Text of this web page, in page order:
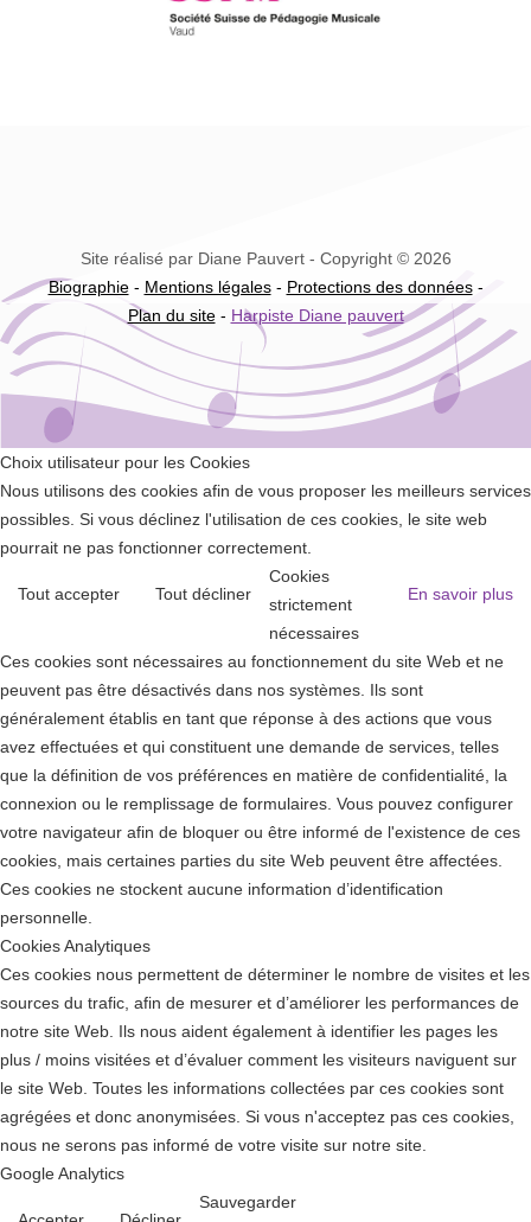
Site réalisé par Diane Pauvert - Copyright © 2026
Biographie- Mentions légales- Protections des données-
Plan du site- Harpiste Diane pauvert
Choix utilisateur pour les Cookies
Nous utilisons des cookies afin de vous proposer les meilleurs services
possibles. Si vous déclinez l'utilisation de ces cookies, le site web
pourrait ne pas fonctionner correctement.
Tout accepter Tout décliner En savoir plus
Cookies
strictement
nécessaires
Ces cookies sont nécessaires au fonctionnement du site Web et ne
peuvent pas être désactivés dans nos systèmes. Ils sont
généralement établis en tant que réponse à des actions que vous
avez effectuées et qui constituent une demande de services, telles
que la définition de vos préférences en matière de confidentialité, la
connexion ou le remplissage de formulaires. Vous pouvez configurer
votre navigateur afin de bloquer ou être informé de l'existence de ces
cookies, mais certaines parties du site Web peuvent être affectées.
Ces cookies ne stockent aucune information d’identification
personnelle.
Cookies Analytiques
Ces cookies nous permettent de déterminer le nombre de visites et les
sources du trafic, afin de mesurer et d’améliorer les performances de
notre site Web. Ils nous aident également à identifier les pages les
plus / moins visitées et d’évaluer comment les visiteurs naviguent sur
le site Web. Toutes les informations collectées par ces cookies sont
agrégées et donc anonymisées. Si vous n'acceptez pas ces cookies,
nous ne serons pas informé de votre visite sur notre site.
Google Analytics
Sauvegarder